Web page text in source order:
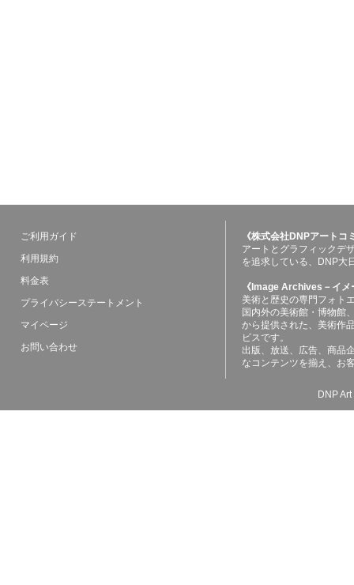
ご利用ガイド
利用規約
料金表
プライバシーステートメント
マイページ
お問い合わせ
《株式会社DNPアート
アートとグラフィックデ
を追求している、DNP大
《Image Archives－イ
美術と歴史の専門フォト
国内外の美術館・博物館
から提供された、美術作
ビスです。
出版、放送、広告、商品
なコンテンツを揃え、お
DNP